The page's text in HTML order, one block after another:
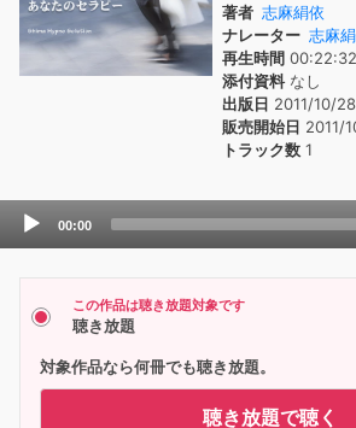
著者 志麻絹依
ナレーター 志麻
再生時間 00:22:32
添付資料なし
出版日 2011/10/28
販売開始日 2011/
トラック数 1
Audio
00:00
この作品は聴き放題対象です
聴き放題
対象作品なら何冊でも聴き放題。
聴き放題で聴く